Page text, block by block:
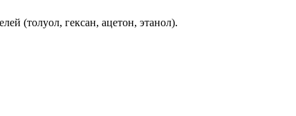
(толуол, гексан, ацетон, этанол).